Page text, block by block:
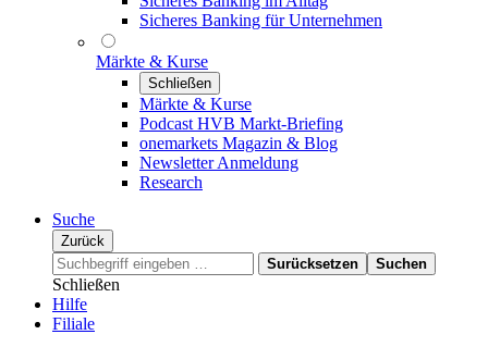
Sicheres Banking für Unternehmen
Märkte & Kurse
Schließen
Märkte & Kurse
Podcast HVB Markt-Briefing
onemarkets Magazin & Blog
Newsletter Anmeldung
Research
Suche
Zurück
Surücksetzen
Suchen
Schließen
Hilfe
Filiale